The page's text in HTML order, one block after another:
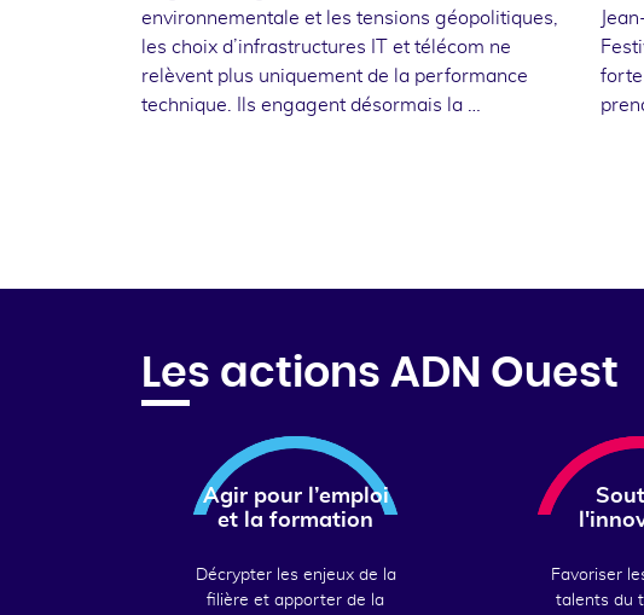
environnementale et les tensions géopolitiques,
les choix d’infrastructures IT et télécom ne
relèvent plus uniquement de la performance
technique. Ils engagent désormais la …
forte
Les actions ADN Ouest
Agir pour l’emploi
et la formation
Décrypter les enjeux de la
filière et apporter de la
Favoriser
talents du